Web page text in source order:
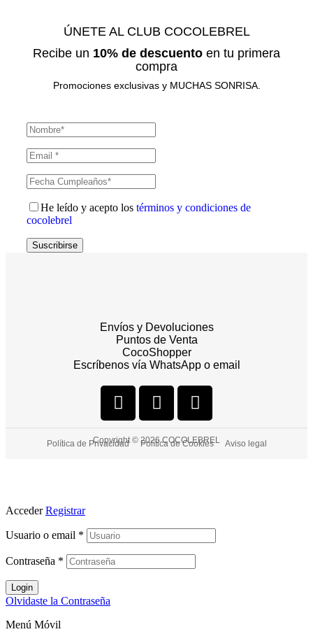
ÚNETE AL CLUB COCOLEBREL
Recibe un 10% de descuento en tu primera
compra
Promociones exclusivas y MUCHAS SONRISA.
He leído y acepto los términos y condiciones de
cocolebrel
Suscribirse
Envíos y Devoluciones
Puntos de Venta
CocoShopper
Escríbenos vía WhatsApp o email
Copyright © 2026 COCOLEBREL
Política de Privacidad Política de Cookies Aviso legal
Acceder Registrar
Usuario o email *
Contraseña *
Login
Olvidaste la Contraseña
Menú Móvil